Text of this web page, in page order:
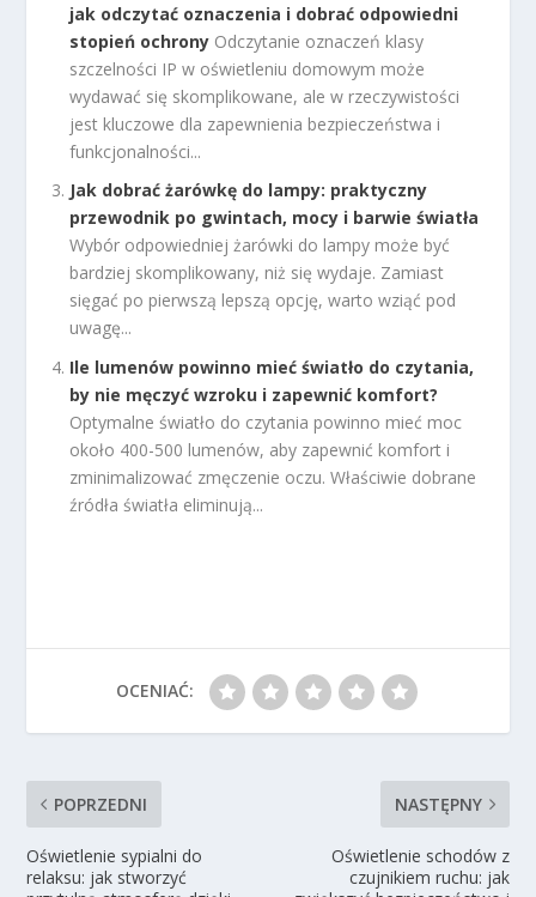
jak odczytać oznaczenia i dobrać odpowiedni
stopień ochrony Odczytanie oznaczeń klasy
szczelności IP w oświetleniu domowym może
wydawać się skomplikowane, ale w rzeczywistości
jest kluczowe dla zapewnienia bezpieczeństwa i
funkcjonalności...
Jak dobrać żarówkę do lampy: praktyczny
przewodnik po gwintach, mocy i barwie światła
Wybór odpowiedniej żarówki do lampy może być
bardziej skomplikowany, niż się wydaje. Zamiast
sięgać po pierwszą lepszą opcję, warto wziąć pod
uwagę...
Ile lumenów powinno mieć światło do czytania,
by nie męczyć wzroku i zapewnić komfort?
Optymalne światło do czytania powinno mieć moc
około 400-500 lumenów, aby zapewnić komfort i
zminimalizować zmęczenie oczu. Właściwie dobrane
źródła światła eliminują...
OCENIAĆ:
POPRZEDNI
Oświetlenie sypialni do
relaksu: jak stworzyć
NASTĘPNY
Oświetlenie schodów z
czujnikiem ruchu: jak